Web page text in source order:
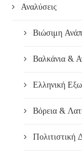
Αναλύσεις
Βιώσιμη
Βαλκάνια &
Ελληνική
Βόρεια &
Πολιτιστική